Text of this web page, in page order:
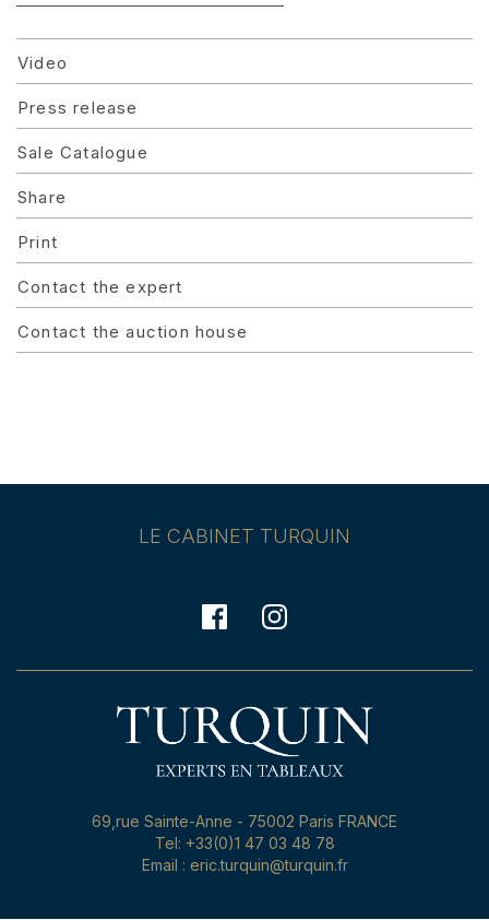
Video
Press release
Sale Catalogue
Share
Print
Contact the expert
Contact the auction house
LE CABINET TURQUIN
69,rue Sainte-Anne - 75002 Paris FRANCE
Tel: +33(0)1 47 03 48 78
Email : eric.turquin@turquin.fr